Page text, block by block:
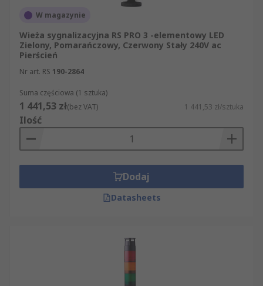
W magazynie
Wieża sygnalizacyjna RS PRO 3 -elementowy LED
Zielony, Pomarańczowy, Czerwony Stały 240V ac
Pierścień
Nr art. RS 190-2864
Suma częściowa (1 sztuka)
1 441,53 zł(bez VAT) 1 441,53 zł/sztuka
Ilość
Dodaj
Datasheets